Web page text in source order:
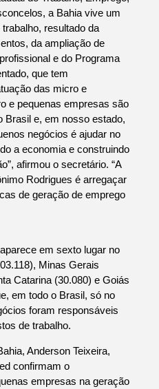
a Bahia vive um
resultado da
da ampliação de
e do Programa
que tem
das micro e
e pequenas empresas são
Brasil e, em nosso estado,
negócios é ajudar no
a economia e construindo
afirmou o secretário. “A
Rodrigues é arregaçar
de geração de emprego
em sexto lugar no
Minas Gerais
Catarina (30.080) e Goiás
em todo o Brasil, só no
foram responsáveis
de trabalho.
Anderson Teixeira,
confirmam o
empresas na geração